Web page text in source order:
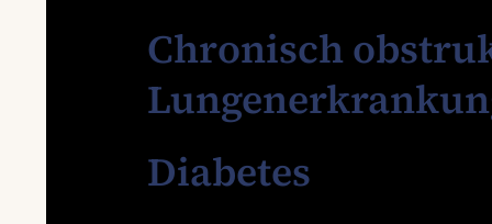
Chronisch
Diabetes